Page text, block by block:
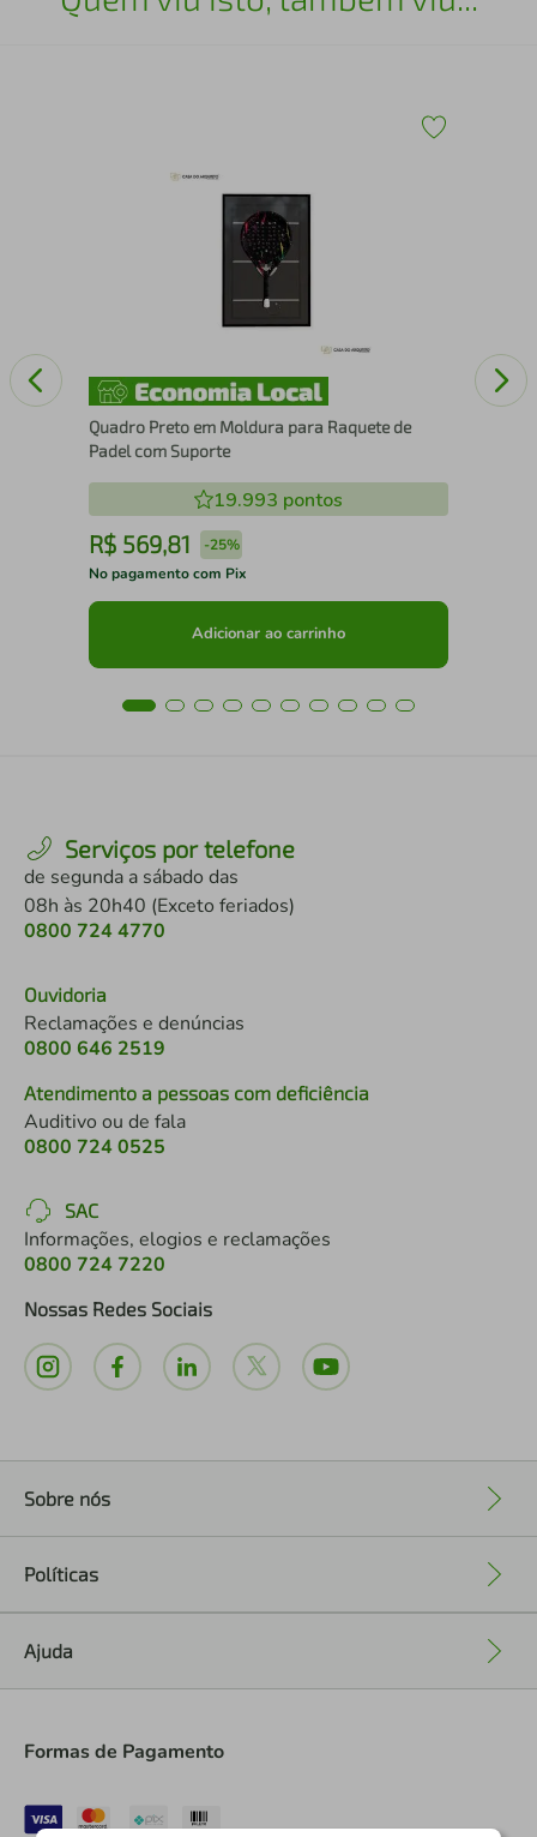
Quadro Preto em Moldura para Raquete de
Padel com Suporte
19.993 pontos
R$ 569,81 -25%
No pagamento com Pix
Adicionar ao carrinho
Serviços por telefone
de segunda a sábado das
08h às 20h40 (Exceto feriados)
0800 724 4770
Ouvidoria
Reclamações e denúncias
0800 646 2519
Atendimento a pessoas com deficiência
Auditivo ou de fala
0800 724 0525
SAC
Informações, elogios e reclamações
0800 724 7220
Nossas Redes Sociais
Sobre nós
Políticas
Ajuda
Formas de Pagamento